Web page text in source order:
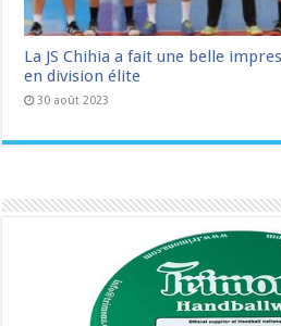
La JS Chihia a fait une belle
en division élite
30 août 2023